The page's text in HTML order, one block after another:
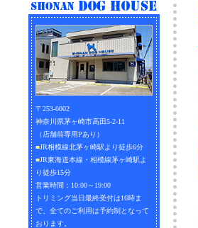
〒253-0002
神奈川県茅ヶ崎市高田5-2-11
（店舗前専用Pあり）
■JR相模線北茅ヶ崎駅より徒歩6分
■JR東海道本線・相模線茅ヶ崎駅よ
り徒歩15分
営業時間：10:00～19:00
トリミング当日最終受付は16時ま
で、全てのご利用は予約制となって
おります。